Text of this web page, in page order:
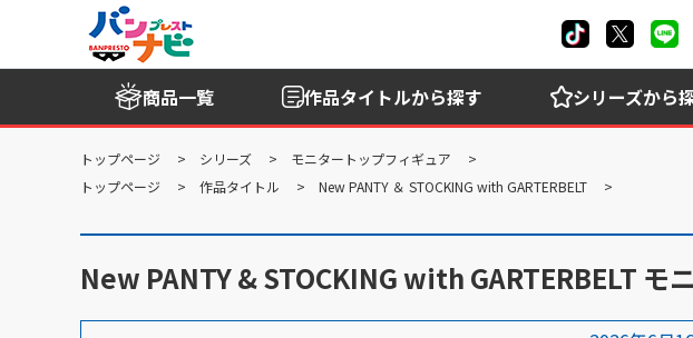
商品一覧 作品タイトルから探す シリーズから
トップページ シリーズ
モニタートップフィギュア
トップページ
作品タイトル New PANTY ＆ STOCKING with GARTERBELT
New PANTY & STOCKING with GARTERBELT